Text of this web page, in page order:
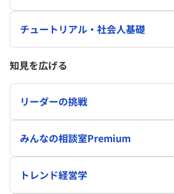
チュートリアル・社会人基礎
知見を広げる
リーダーの挑戦
みんなの相談室Premium
トレンド経営学